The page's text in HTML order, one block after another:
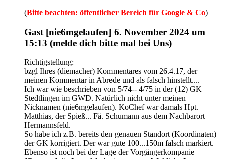
(Bitte beachten: öffentlicher Bereich für Google & Co)
Gast [nie6mgelaufen] 6. November 2024 um
15:13 (melde dich bitte mal bei Uns)
Richtigstellung:
bzgl Ihres (diemacher) Kommentares vom 26.4.17, der
meinen Kommentar in Abrede und als falsch hinstellt....
Ich war wie beschrieben von 5/74-- 4/75 in der (12) GK
Stedtlingen im GWD. Natürlich nicht unter meinen
Nicknamen (nie6mgelaufen). KoChef war damals Hpt.
Matthias, der Spieß... Fä. Schumann aus dem Nachbarort
Hermannsfeld.
So habe ich z.B. bereits den genauen Standort (Koordinaten)
der GK korrigiert. Der war gute 100...150m falsch markiert.
Ebenso ist noch bei der Lage der Vorgängerkompanie